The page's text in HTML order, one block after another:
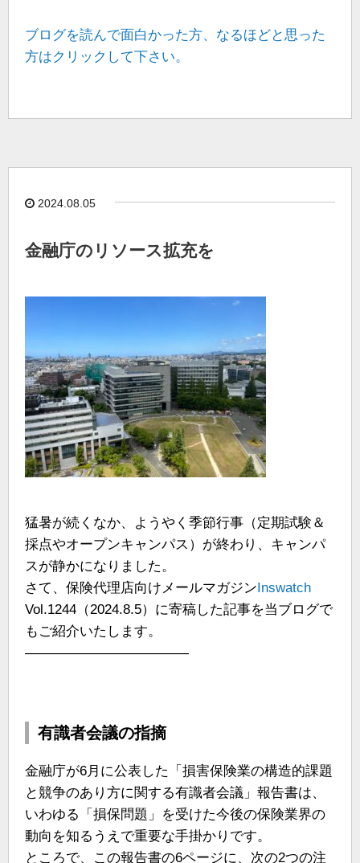
ブログを読んで面白かった方、なるほどと思った
方はクリックして下さい。
2024.08.05
金融庁のリソース拡充を
猛暑が続くなか、ようやく季節行事（定期試験＆
採点やオープンキャンパス）が終わり、キャンパ
スが静かになりました。
さて、保険代理店向けメールマガジンInswatch
Vol.1244（2024.8.5）に寄稿した記事を当ブログで
もご紹介いたします。
————————————
有識者会議の指摘
金融庁が6月に公表した「損害保険業の構造的課題
と競争のあり方に関する有識者会議」報告書は、
いわゆる「損保問題」を受けた今後の保険業界の
動向を知るうえで重要な手掛かりです。
ところで、この報告書の6ページに、次の2つの注